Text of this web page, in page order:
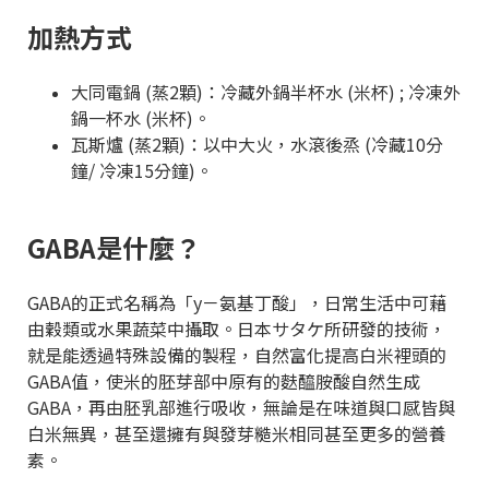
加熱方式
大同電鍋 (蒸2顆)：冷藏外鍋半杯水 (米杯) ; 冷凍外
鍋一杯水 (米杯)。
瓦斯爐 (蒸2顆)：以中大火，水滾後烝 (冷藏10分
鐘/ 冷凍15分鐘)。
GABA是什麼？
GABA的正式名稱為「y－氨基丁酸」，日常生活中可藉
由穀類或水果蔬菜中攝取。日本サタケ所研發的技術，
就是能透過特殊設備的製程，自然富化提高白米裡頭的
GABA值，使米的胚芽部中原有的麩醯胺酸自然生成
GABA，再由胚乳部進行吸收，無論是在味道與口感皆與
白米無異，甚至還擁有與發芽糙米相同甚至更多的營養
素。